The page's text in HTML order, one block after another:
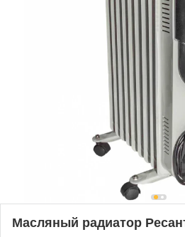
Масляный радиатор